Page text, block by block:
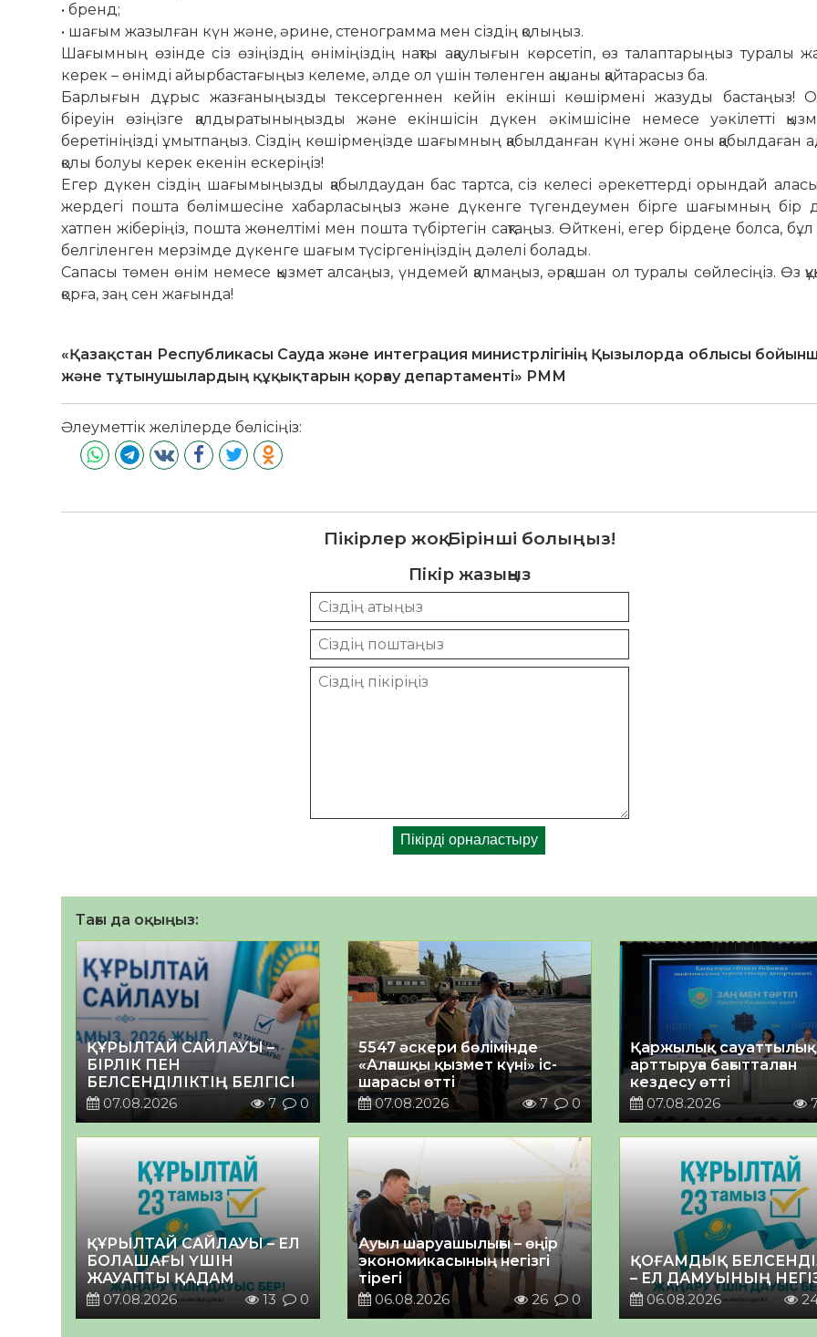
• бренд;
• шағым жазылған күн және, әрине, стенограмма мен сіздің қолыңыз.
Шағымның өзінде сіз өзіңіздің өніміңіздің нақты ақаулығын көрсетіп, өз талаптарыңыз туралы
керек – өнімді айырбастағыңыз келеме, әлде ол үшін төленген ақшаны қайтарасыз ба.
Барлығын дұрыс жазғаныңызды тексергеннен кейін екінші көшірмені жазуды бастаңыз!
біреуін өзіңізге қалдыратыныңызды және екіншісін дүкен әкімшісіне немесе уәкілетті
беретініңізді ұмытпаңыз. Сіздің көшірмеңізде шағымның қабылданған күні және оны қабылдаған
қолы болуы керек екенін ескеріңіз!
Егер дүкен сіздің шағымыңызды қабылдаудан бас тартса, сіз келесі әрекеттерді орындай
жердегі пошта бөлімшесіне хабарласыңыз және дүкенге түгендеумен бірге шағымның бір
хатпен жіберіңіз, пошта жөнелтімі мен пошта түбіртегін сақтаңыз. Өйткені, егер бірдеңе болса, бұл
белгіленген мерзімде дүкенге шағым түсіргеніңіздің дәлелі болады.
Сапасы төмен өнім немесе қызмет алсаңыз, үндемей қалмаңыз, әрқашан ол туралы сөйлесіңіз. Өз
қорға, заң сен жағында!
«Қазақстан Республикасы Сауда және интеграция министрлігінің Қызылорда облысы
және тұтынушылардың құқықтарын қорғау департаменті» РММ
Әлеуметтік желілерде бөлісіңіз:
Пікірлер жоқ. Бірінші болыңыз!
Пікір жазыңыз
Тағы да оқыңыз:
ҚҰРЫЛТАЙ САЙЛАУЫ –
БІРЛІК ПЕН
БЕЛСЕНДІЛІКТІҢ БЕЛГІСІ
07.08.2026
7 0
5547 әскери бөлімінде
«Алғашқы қызмет күні» іс-
шарасы өтті
07.08.2026
7 0
Қаржылық
арттыруға бағытталған
кездесу өтті
07.08.2026
ҚҰРЫЛТАЙ САЙЛАУЫ – ЕЛ
БОЛАШАҒЫ ҮШІН
ЖАУАПТЫ ҚАДАМ
07.08.2026
13 0
Ауыл шаруашылығы – өңір
экономикасының негізгі
тірегі
06.08.2026
26 0
ҚОҒАМДЫҚ
– ЕЛ ДАМУЫНЫҢ
06.08.2026